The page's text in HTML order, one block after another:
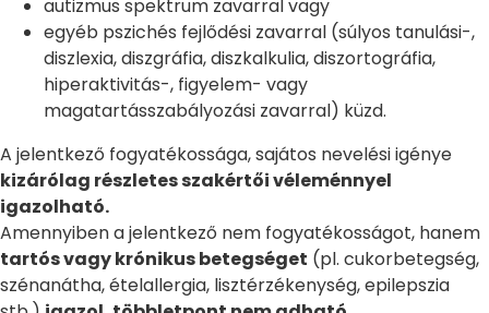
autizmus spektrum zavarral vagy
egyéb pszichés fejlődési zavarral (súlyos tanulási-,
diszlexia, diszgráfia, diszkalkulia, diszortográfia,
hiperaktivitás-, figyelem- vagy
magatartásszabályozási zavarral) küzd.
A jelentkező fogyatékossága, sajátos nevelési igénye
kizárólag részletes szakértői véleménnyel
igazolható.
Amennyiben a jelentkező nem fogyatékosságot, hanem
tartós vagy krónikus betegséget (pl. cukorbetegség,
szénanátha, ételallergia, lisztérzékenység, epilepszia